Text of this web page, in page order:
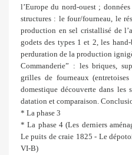
l’Europe du nord-ouest ;
structures : le four/fourneau, le
production en sel cristallisé de
godets des types 1 et 2, les
perduration de la production
Commanderie” : les briques,
grilles de fourneaux
domestique découverte dans les
datation et comparaison.
* La phase 3
* La phase 4 (Les derniers
Le puits de craie 1825 - Le
VI-B)